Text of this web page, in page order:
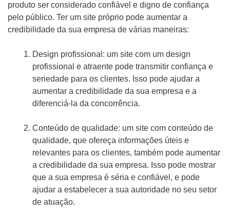
produto ser considerado confiável e digno de confiança
pelo público. Ter um site próprio pode aumentar a
credibilidade da sua empresa de várias maneiras:
Design profissional: um site com um design
profissional e atraente pode transmitir confiança e
seriedade para os clientes. Isso pode ajudar a
aumentar a credibilidade da sua empresa e a
diferenciá-la da concorrência.
Conteúdo de qualidade: um site com conteúdo de
qualidade, que ofereça informações úteis e
relevantes para os clientes, também pode aumentar
a credibilidade da sua empresa. Isso pode mostrar
que a sua empresa é séria e confiável, e pode
ajudar a estabelecer a sua autoridade no seu setor
de atuação.